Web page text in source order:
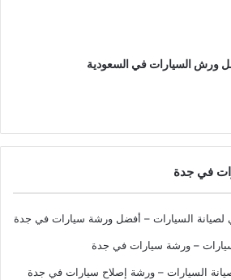
ورش السيارات في السعودية
في جدة
لصيانة السيارات – أفضل ورشة سيارات في جدة
– ورشة سيارات في جدة
السيارات – ورشة إصلاح سيارات في جدة